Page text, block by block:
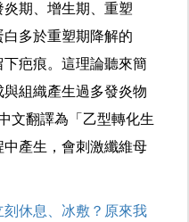
期、增生期、重塑
多於重塑期降解的
疤痕。這理論聽來簡
組織產生過多發炎物
文翻譯為「乙型轉化生
產生，會刺激纖維母
休息、冰敷？原來我